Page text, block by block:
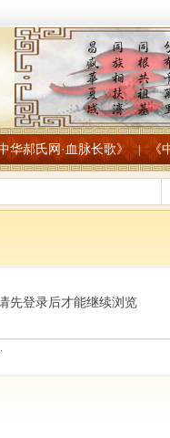
华郝氏网·血脉长歌》 《
先登录后才能继续浏览